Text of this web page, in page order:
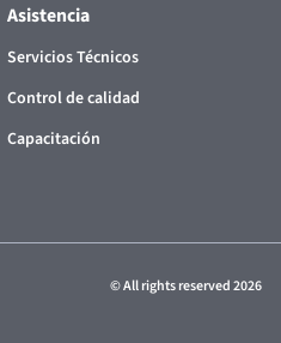
Asistencia
Servicios Técnicos
Control de calidad
Capacitación
© All rights reserved 2026